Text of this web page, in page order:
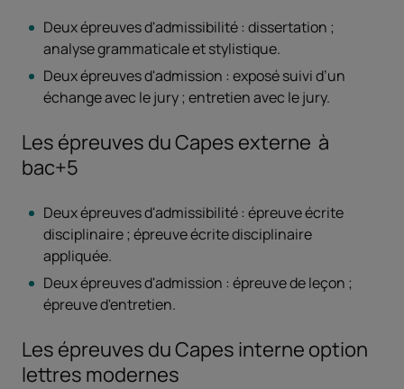
Deux épreuves d'admissibilité : dissertation ;
analyse grammaticale et stylistique.
Deux épreuves d'admission : exposé suivi d’un
échange avec le jury ; entretien avec le jury.
Les épreuves du Capes externe à
bac+5
Deux épreuves d'admissibilité : épreuve écrite
disciplinaire ; épreuve écrite disciplinaire
appliquée.
Deux épreuves d'admission : épreuve de leçon ;
épreuve d'entretien.
Les épreuves du Capes interne option
lettres modernes